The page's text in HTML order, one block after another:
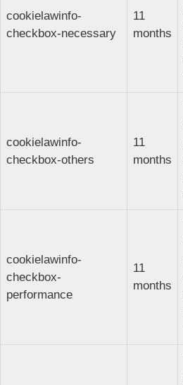
cookielawinfo-
checkbox-necessary
11
months
cookielawinfo-
checkbox-others
11
months
cookielawinfo-
checkbox-
performance
11
months